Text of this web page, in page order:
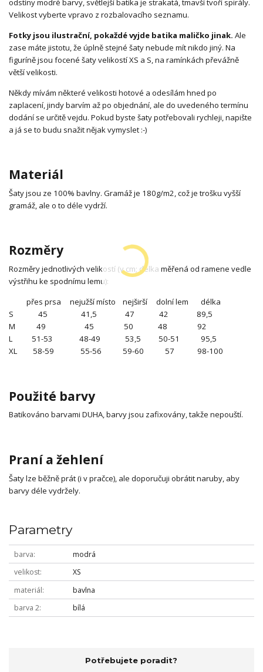
Velikost vyberte vpravo z rozbalovacího seznamu.
Fotky jsou ilustrační, pokaždé vyjde batika maličko jinak. Ale
zase máte jistotu, že úplně stejné šaty nebude mít nikdo jiný. Na
figuríně jsou focené šaty velikostí XS a S, na ramínkách převážně
větší velikosti.
Někdy mívám některé velikosti hotové a odesílám hned po
zaplacení, jindy barvím až po objednání, ale do uvedeného termínu
dodání se určitě vejdu. Pokud byste šaty potřebovali rychleji, napište
a já se to budu snažit nějak vymyslet :-)
Materiál
Šaty jsou ze 100% bavlny. Gramáž je 180g/m2, což je trošku vyšší
gramáž, ale o to déle vydrží.
Rozměry
Rozměry jednotlivých velikostí (v cm; délka měřená od ramene vedle
výstřihu ke spodnímu lemu):
přes prsa nejužší místo nejširší dolní lem délka
S 45 41,5 47 42 89,5
M 49 45 50 48 92
L 51-53 48-49 53,5 50-51 95,5
XL 58-59 55-56 59-60 57 98-100
Použité barvy
Batikováno barvami DUHA, barvy jsou zafixovány, takže nepouští.
Praní a žehlení
Šaty lze běžně prát (i v pračce), ale doporučuji obrátit naruby, aby
barvy déle vydržely.
Parametry
barva
modrá
velikost
XS
materiál
bavlna
barva 2
bílá
Potřebujete poradit?